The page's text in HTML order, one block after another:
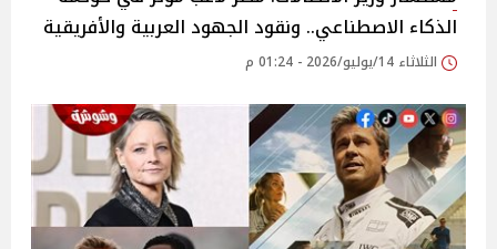
الذكاء الاصطناعي.. ونقود الجهود العربية والأفريقية
الثلاثاء 14/يوليو/2026 - 01:24 م